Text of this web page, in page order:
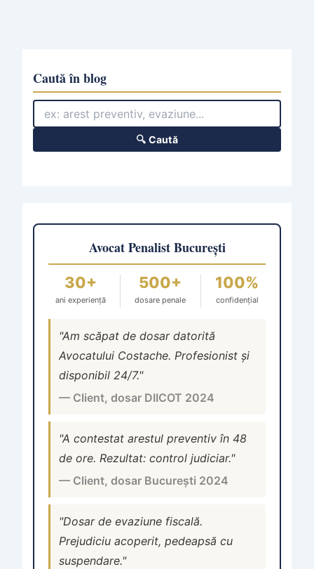
Caută în blog
🔍 Caută
Avocat Penalist București
30+
ani experiență
500+
dosare penale
100%
confidențial
"Am scăpat de dosar datorită
Avocatului Costache. Profesionist și
disponibil 24/7."
— Client, dosar DIICOT 2024
"A contestat arestul preventiv în 48
de ore. Rezultat: control judiciar."
— Client, dosar București 2024
"Dosar de evaziune fiscală.
Prejudiciu acoperit, pedeapsă cu
suspendare."